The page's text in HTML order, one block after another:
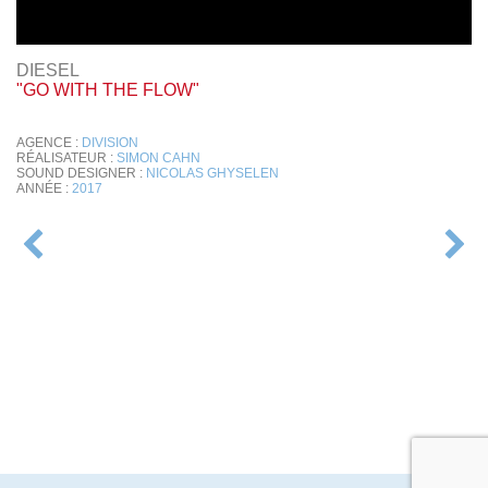
DIESEL
"GO WITH THE FLOW"
AGENCE : DIVISION
RÉALISATEUR : SIMON CAHN
SOUND DESIGNER : NICOLAS GHYSELEN
ANNÉE : 2017
NAVIGATION